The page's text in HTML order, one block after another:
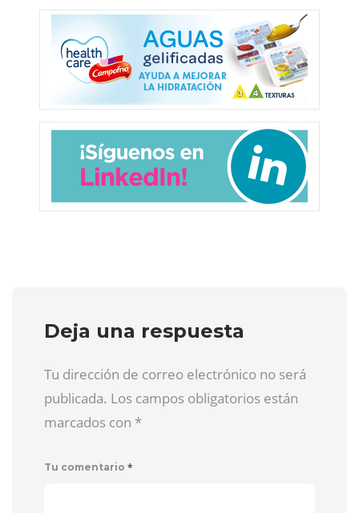
Deja una respuesta
Tu dirección de correo electrónico no será
publicada. Los campos obligatorios están
marcados con *
Tu comentario *